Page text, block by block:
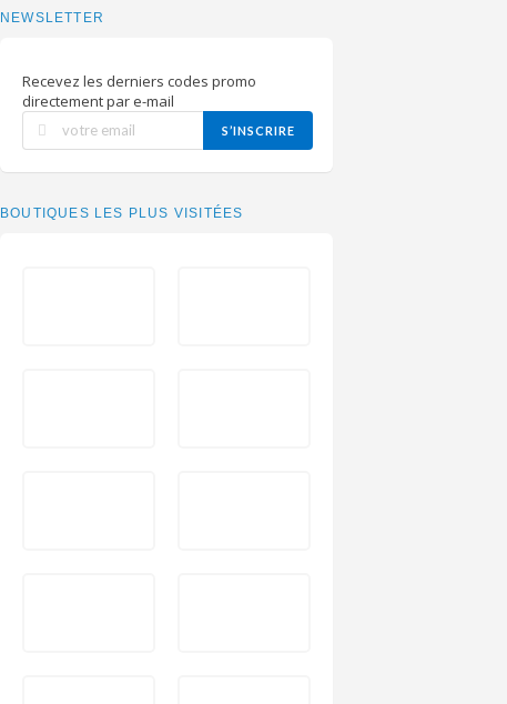
NEWSLETTER
Recevez les derniers codes promo
directement par e-mail
S’INSCRIRE
BOUTIQUES LES PLUS VISITÉES